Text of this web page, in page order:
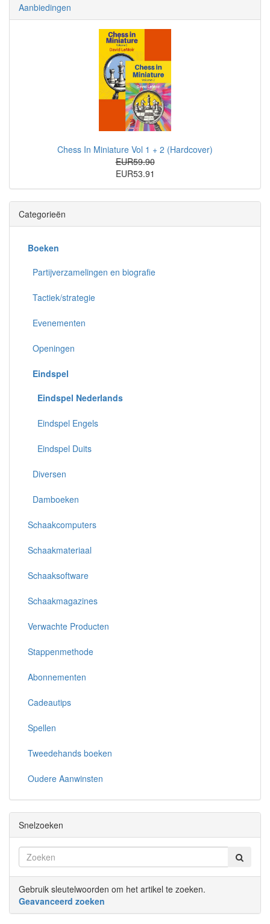
Aanbiedingen
Chess In Miniature Vol 1 + 2 (Hardcover)
EUR59.90
EUR53.91
Categorieën
Boeken
Partijverzamelingen en biografie
Tactiek/strategie
Evenementen
Openingen
Eindspel
Eindspel Nederlands
Eindspel Engels
Eindspel Duits
Diversen
Damboeken
Schaakcomputers
Schaakmateriaal
Schaaksoftware
Schaakmagazines
Verwachte Producten
Stappenmethode
Abonnementen
Cadeautips
Spellen
Tweedehands boeken
Oudere Aanwinsten
Snelzoeken
Gebruik sleutelwoorden om het artikel te zoeken.
Geavanceerd zoeken